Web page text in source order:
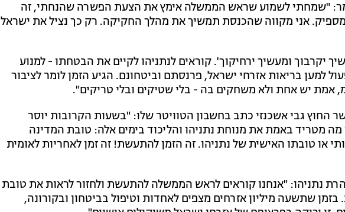
"שמחתי לשמוע שראש הממשלה אימץ את הצעת הפשרה שהנחתי, זה
מספיק. אני מקווה שהכנסת תמשיך את מהלך החקיקה. רק כך נציל את ישראל
יקרבוך ומעשיך ירחיקוך'. קוראים לנתניהו לקיים את הבטחתו - למנוע
למען בריאות אזרחי ישראל, פרנסתם וביטחונם. הגיע הזמן לומר לציבור
אמת יש אחת ולא משחקים בה - בלי שטיקים ובלי טריקים".
החוץ גבי אשכנזי כתב בחשבון הטוויטר שלו: "בשעות הקרובות יוסר
יידעו מה מטריד באמת את מנוחת נתניהו והליכוד בימים אלה: טובת המדינה
או טובתו האישית של נתניהו. זה הזמן להתעשת! זה זמן לאחריות לאומית
נתניהו: "אנחנו קוראים לראש הממשלה להתעשת ולחזור לראות את טובת
שתשעה מיליון אזרחים מצפים לאחדות וטיפול בביטחון ובקורונה,